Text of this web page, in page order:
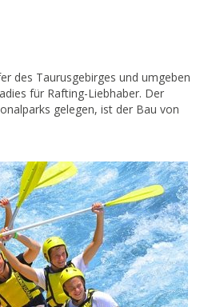
des Taurusgebirges und umgeben
für Rafting-Liebhaber. Der
gelegen, ist der Bau von